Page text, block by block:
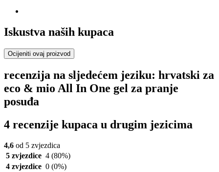
Iskustva naših kupaca
Ocijeniti ovaj proizvod
recenzija na sljedećem jeziku: hrvatski za
eco & mio All In One gel za pranje
posuđa
4 recenzije kupaca u drugim jezicima
4,6 od 5 zvjezdica
5 zvjezdice 4 (80%)
4 zvjezdice 0 (0%)